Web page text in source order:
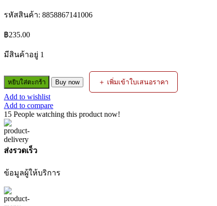
รหัสสินค้า: 8858867141006
฿235.00
มีสินค้าอยู่ 1
จำนวน
ทังสเตน
สี
แดง
1.6
/PCK/10เส้น
/LONGWELL
ชิ้น
หยิบใส่ตะกร้า Buy now ＋ เพิ่มเข้าใบเสนอราคา
Add to wishlist
Add to compare
15 People watching this product now!
ส่งรวดเร็ว
ข้อมูลผู้ให้บริการ